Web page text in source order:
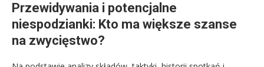
Przewidywania i potencjalne
niespodzianki: Kto ma większe szanse
na zwycięstwo?